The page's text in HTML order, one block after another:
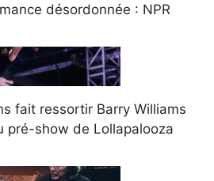
désordonnée : NPR
fait ressortir Barry Williams
pré-show de Lollapalooza